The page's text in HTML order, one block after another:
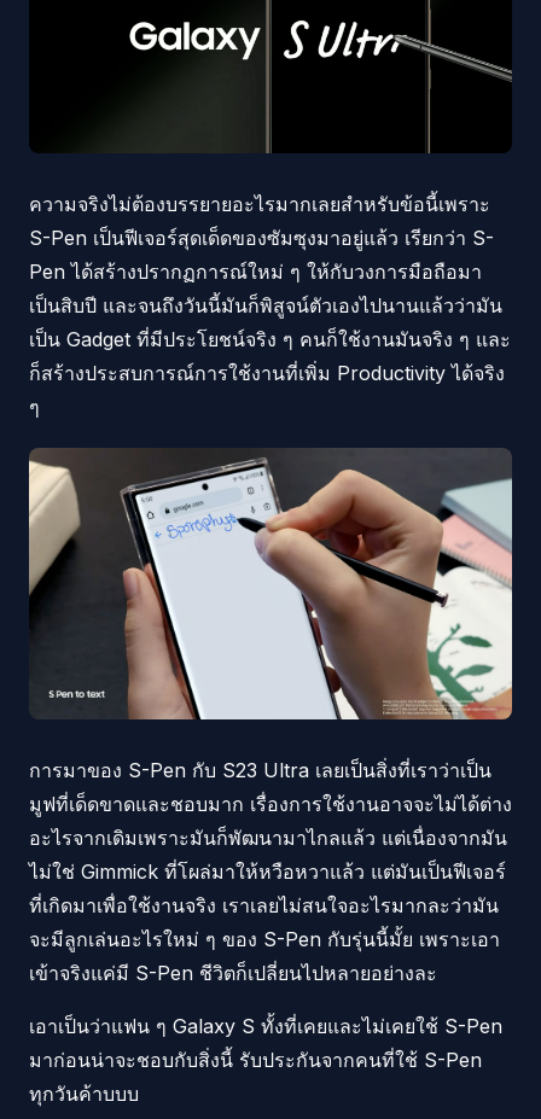
ความจริงไม่ต้องบรรยายอะไรมากเลยสำหรับข้อนี้เพราะ
S-Pen เป็นฟีเจอร์สุดเด็ดของซัมซุงมาอยู่แล้ว เรียกว่า S-
Pen ได้สร้างปรากฏการณ์ใหม่ ๆ ให้กับวงการมือถือมา
เป็นสิบปี และจนถึงวันนี้มันก็พิสูจน์ตัวเองไปนานแล้วว่ามัน
เป็น Gadget ที่มีประโยชน์จริง ๆ คนก็ใช้งานมันจริง ๆ และ
ก็สร้างประสบการณ์การใช้งานที่เพิ่ม Productivity ได้จริง
ๆ
การมาของ S-Pen กับ S23 Ultra เลยเป็นสิ่งที่เราว่าเป็น
มูฟที่เด็ดขาดและชอบมาก เรื่องการใช้งานอาจจะไม่ได้ต่าง
อะไรจากเดิมเพราะมันก็พัฒนามาไกลแล้ว แต่เนื่องจากมัน
ไม่ใช่ Gimmick ที่โผล่มาให้หวือหวาแล้ว แต่มันเป็นฟีเจอร์
ที่เกิดมาเพื่อใช้งานจริง เราเลยไม่สนใจอะไรมากละว่ามัน
จะมีลูกเล่นอะไรใหม่ ๆ ของ S-Pen กับรุ่นนี้มั้ย เพราะเอา
เข้าจริงแค่มี S-Pen ชีวิตก็เปลี่ยนไปหลายอย่างละ
เอาเป็นว่าแฟน ๆ Galaxy S ทั้งที่เคยและไม่เคยใช้ S-Pen
มาก่อนน่าจะชอบกับสิ่งนี้ รับประกันจากคนที่ใช้ S-Pen
ทุกวันค้าบบบ